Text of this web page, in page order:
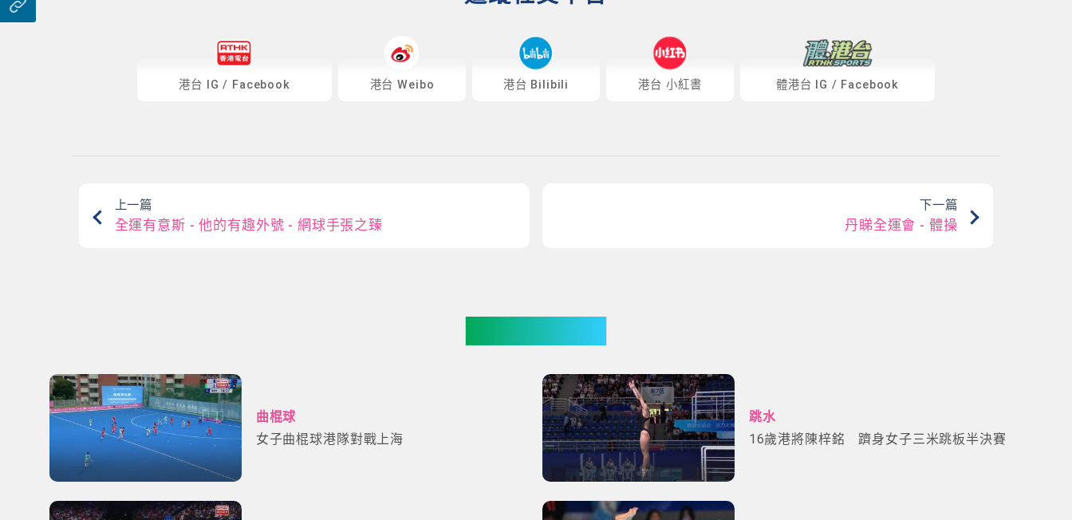
港台 IG / Facebook 港台 Weibo 港台 Bilibili 港台 小紅書 體港台 IG / Facebook
上一篇
全運有意斯 - 他的有趣外號 - 網球手張之臻
下一篇
丹睇全運會 - 體操
曲棍球
女子曲棍球港隊對戰上海
跳水
16歲港將陳梓銘 躋身女子三米跳板半決賽